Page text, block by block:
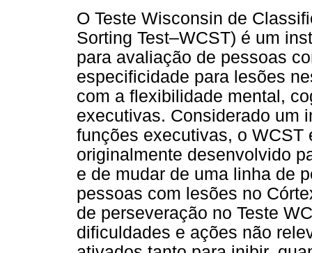
O Teste Wisconsin de
Sorting Test–WCST) é um
para avaliação de pessoas
especificidade para lesões
com a flexibilidade mental,
executivas. Considerado um
funções executivas, o WCST
originalmente desenvolvido
e de mudar de uma linha de
pessoas com lesões no
de perseveração no Teste
dificuldades e ações não